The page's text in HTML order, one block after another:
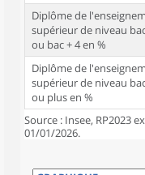
Diplôme de
supérieur de niveau
ou bac + 4 en %
Diplôme de
supérieur de niveau
ou plus en %
Source : Insee, RP2023
01/01/2026.